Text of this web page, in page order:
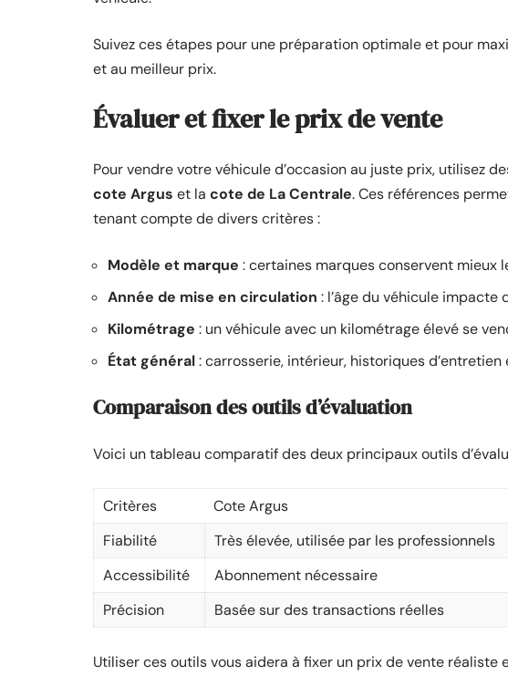
Suivez ces étapes pour une préparation optimale et pour
et au meilleur prix.
Évaluer et fixer le prix de vente
Pour vendre votre véhicule d’occasion au juste prix, utilisez
cote Argus et la cote de La Centrale. Ces références
tenant compte de divers critères :
Modèle et marque : certaines marques conservent mieux
Année de mise en circulation : l’âge du véhicule
Kilométrage : un véhicule avec un kilométrage élevé se
État général: carrosserie, intérieur, historiques
Comparaison des outils d’évaluation
Voici un tableau comparatif des deux principaux outils
Critères Cote Argus
Fiabilité
Très élevée, utilisée par les professionnels
Accessibilité
Abonnement nécessaire
Précision
Basée sur des transactions réelles
Utiliser ces outils vous aidera à fixer un prix de vente